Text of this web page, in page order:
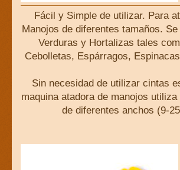
Fácil y Simple de utilizar. Para
Manojos de diferentes tamaños.
Verduras y Hortalizas tales
Cebolletas, Espárragos,
Sin necesidad de utilizar cintas
maquina atadora de manojos
de diferentes anchos (9-